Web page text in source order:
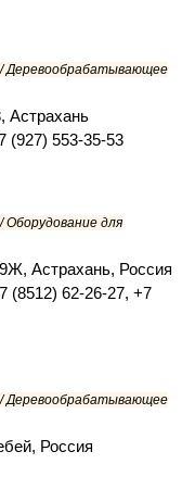
Деревообрабатывающее
Астрахань
(927) 553-35-53
Оборудование для
Астрахань, Россия
(8512) 62-26-27, +7
Деревообрабатывающее
Россия